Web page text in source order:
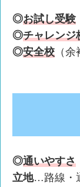
◎お試し受験
◎チャレンジ
◎安全校 （
◎通いやすさ
立地…路線・